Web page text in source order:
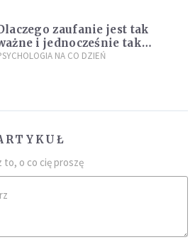
zaufanie jest tak
i jednocześnie tak
NA CO DZIEŃ
to, o co cię proszę